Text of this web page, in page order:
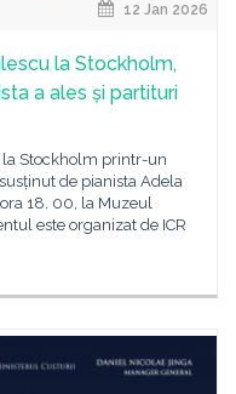
12 Jan 2026
la Stockholm,
a ales și partituri
la Stockholm printr-un
de pianista Adela
18. 00, la Muzeul
este organizat de ICR